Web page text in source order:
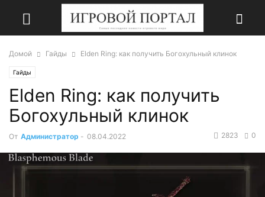
Домой Гайды Elden Ring: как получить Богохульный клинок
Гайды
Elden Ring: как получить
Богохульный клинок
От Администратор - 08.04.2022 0
2823